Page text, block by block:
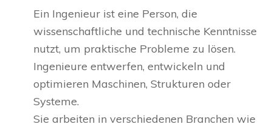
Ein Ingenieur ist eine Person, die
wissenschaftliche und technische Kenntnisse
nutzt, um praktische Probleme zu lösen.
Ingenieure entwerfen, entwickeln und
optimieren Maschinen, Strukturen oder
Systeme.
Sie arbeiten in verschiedenen Branchen wie